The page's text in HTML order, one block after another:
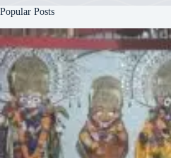
Popular Posts